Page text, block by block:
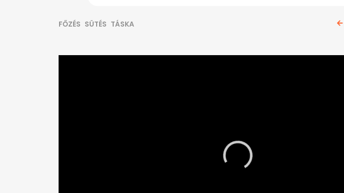
FŐZÉS SÜTÉS TÁSKA